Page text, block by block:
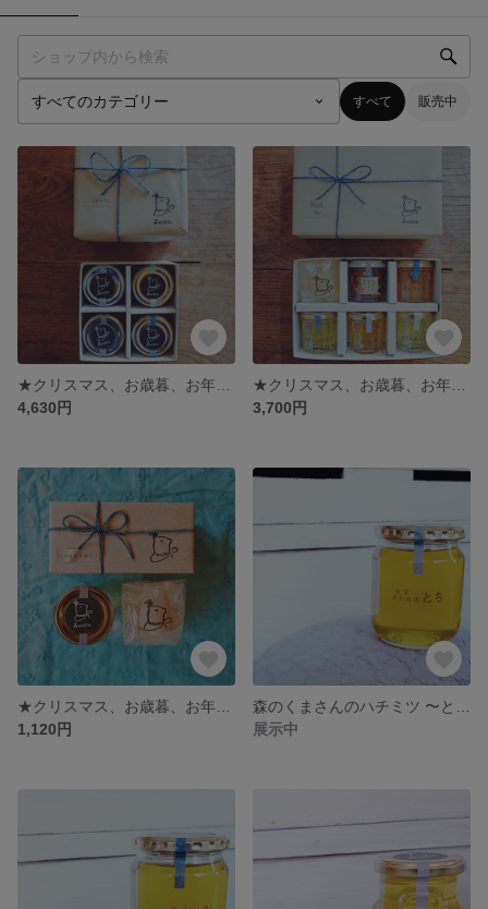
すべて 販売中
4,630円
3,700円
1,120円
展示中